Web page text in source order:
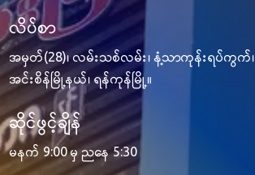
လိပ်စာ
အမှတ်(28)၊ လမ်းသစ်လမ်း၊ နံ့သာကုန်းရပ်ကွက်၊
အင်းစိန်မြို့နယ်၊ ရန်ကုန်မြို့။
ဆိုင်ဖွင့်ချိန်
မနက် 9:00 မှ ညနေ 5:30